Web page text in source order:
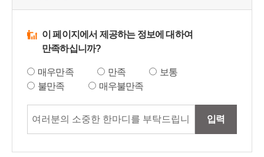
이 페이지에서 제공하는 정보에 대하여
만족하십니까?
매우만족 만족
보통
불만족
매우불만족
입력